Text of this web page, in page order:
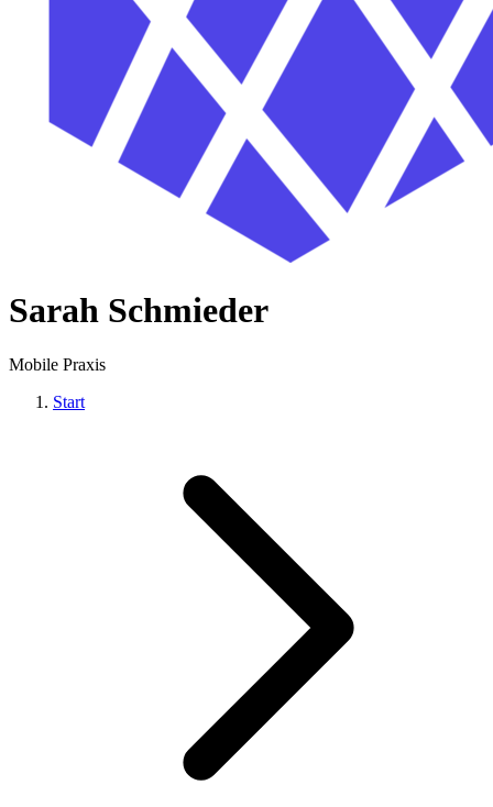
Sarah Schmieder
Mobile Praxis
Start